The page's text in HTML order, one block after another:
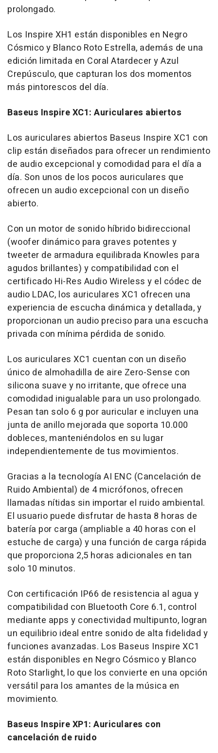
prolongado.
Los Inspire XH1 están disponibles en Negro
Cósmico y Blanco Roto Estrella, además de una
edición limitada en Coral Atardecer y Azul
Crepúsculo, que capturan los dos momentos
más pintorescos del día.
Baseus Inspire XC1: Auriculares abiertos
Los auriculares abiertos Baseus Inspire XC1 con
clip están diseñados para ofrecer un rendimiento
de audio excepcional y comodidad para el día a
día. Son unos de los pocos auriculares que
ofrecen un audio excepcional con un diseño
abierto.
Con un motor de sonido híbrido bidireccional
(woofer dinámico para graves potentes y
tweeter de armadura equilibrada Knowles para
agudos brillantes) y compatibilidad con el
certificado Hi-Res Audio Wireless y el códec de
audio LDAC, los auriculares XC1 ofrecen una
experiencia de escucha dinámica y detallada, y
proporcionan un audio preciso para una escucha
privada con mínima pérdida de sonido.
Los auriculares XC1 cuentan con un diseño
único de almohadilla de aire Zero-Sense con
silicona suave y no irritante, que ofrece una
comodidad inigualable para un uso prolongado.
Pesan tan solo 6 g por auricular e incluyen una
junta de anillo mejorada que soporta 10.000
dobleces, manteniéndolos en su lugar
independientemente de tus movimientos.
Gracias a la tecnología AI ENC (Cancelación de
Ruido Ambiental) de 4 micrófonos, ofrecen
llamadas nítidas sin importar el ruido ambiental.
El usuario puede disfrutar de hasta 8 horas de
batería por carga (ampliable a 40 horas con el
estuche de carga) y una función de carga rápida
que proporciona 2,5 horas adicionales en tan
solo 10 minutos.
Con certificación IP66 de resistencia al agua y
compatibilidad con Bluetooth Core 6.1, control
mediante apps y conectividad multipunto, logran
un equilibrio ideal entre sonido de alta fidelidad y
funciones avanzadas. Los Baseus Inspire XC1
están disponibles en Negro Cósmico y Blanco
Roto Starlight, lo que los convierte en una opción
versátil para los amantes de la música en
movimiento.
Baseus Inspire XP1: Auriculares con
cancelación de ruido